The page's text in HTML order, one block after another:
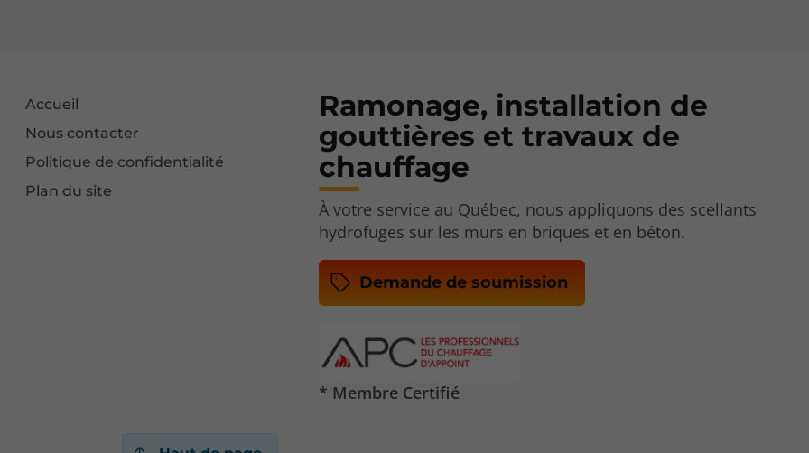
Accueil
Nous contacter
Politique de confidentialité
Plan du site
Ramonage, installation de
gouttières et travaux de
chauffage
À votre service au Québec, nous appliquons des scellants
hydrofuges sur les murs en briques et en béton.
Demande de soumission
* Membre Certifié